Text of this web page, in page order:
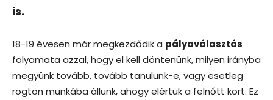
is.
18-19 évesen már megkezdődik a pályaválasztás
folyamata azzal, hogy el kell döntenünk, milyen irányba
megyünk tovább, tovább tanulunk-e, vagy esetleg
rögtön munkába állunk, ahogy elértük a felnőtt kort. Ez